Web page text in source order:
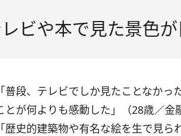
ビや本で見た景色
普段、テレビでしか見たことなか
とが何よりも感動した」（28歳／金
歴史的建築物や有名な絵を生で見